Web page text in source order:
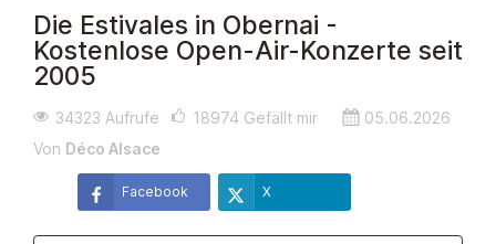
Die Estivales in Obernai -
Kostenlose Open-Air-Konzerte seit
2005
34323 Aufrufe 18974 Gefällt mir
05.06.2026
Von Déco Alsace
Facebook X